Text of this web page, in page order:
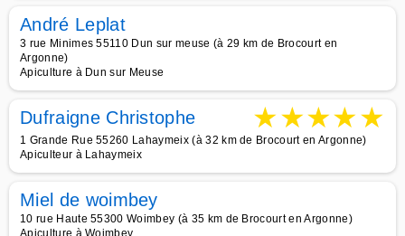
André Leplat
3 rue Minimes 55110 Dun sur meuse (à 29 km de Brocourt en
Argonne)
Apiculture à Dun sur Meuse
Dufraigne Christophe ★★★★★
1 Grande Rue 55260 Lahaymeix (à 32 km de Brocourt en Argonne)
Apiculteur à Lahaymeix
Miel de woimbey
10 rue Haute 55300 Woimbey (à 35 km de Brocourt en Argonne)
Apiculture à Woimbey